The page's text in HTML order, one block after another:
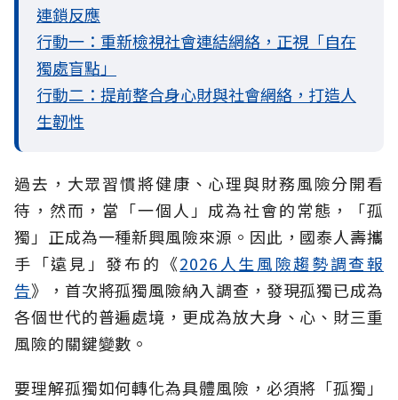
連鎖反應
行動一：重新檢視社會連結網絡，正視「自在
獨處盲點」
行動二：提前整合身心財與社會網絡，打造人
生韌性
過去，大眾習慣將健康、心理與財務風險分開看
待，然而，當「一個人」成為社會的常態，「孤
獨」正成為一種新興風險來源。因此，國泰人壽攜
手「遠見」發布的《2026人生風險趨勢調查報
告》，首次將孤獨風險納入調查，發現孤獨已成為
各個世代的普遍處境，更成為放大身、心、財三重
風險的關鍵變數。
要理解孤獨如何轉化為具體風險，必須將「孤獨」